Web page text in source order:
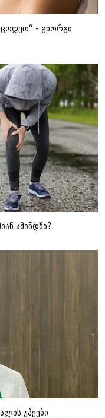
- გიორგი
ამინდში?
უპეები